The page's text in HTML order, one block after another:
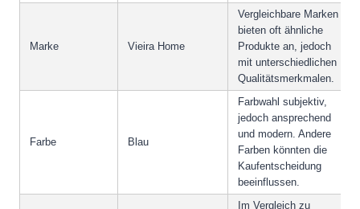
Marke Vieira Home
Vergleichbare Marken
bieten oft ähnliche
Produkte an, jedoch
mit unterschiedlichen
Qualitätsmerkmalen.
Farbe Blau
Farbwahl subjektiv,
jedoch ansprechend
und modern. Andere
Farben könnten die
Kaufentscheidung
beeinflussen.
Im Vergleich zu